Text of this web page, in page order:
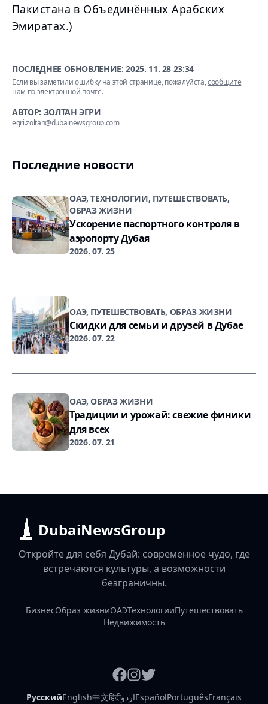
Пакистана в Объединённых Арабских
Эмиратах.)
ПОСЛЕДНЕЕ ОБНОВЛЕНИЕ:2025. 11. 28 23:34
Если вы заметили ошибку на этой странице, пожалуйста,сообщите
нам по электронной почте.
АВТОР: ЗОЛТАН ЭГРИ
egri.zoltan@dubainewsgroup.com
Последние новости
ОАЭ, ТЕХНОЛОГИИ, ПУТЕШЕСТВОВАТЬ,
ОБРАЗ ЖИЗНИ
Ускорение паспортного контроля в
аэропорту Дубая
2026. 07. 25
ОАЭ, ПУТЕШЕСТВОВАТЬ, ОБРАЗ ЖИЗНИ
Скидки для семьи и друзей в Дубае
2026. 07. 22
ОАЭ, ОБРАЗ ЖИЗНИ
Традиции и урожай: свежие финики
для всех
2026. 07. 21
DubaiNewsGroup
Откройте для себя Дубай: современное чудо, где
встречаются культуры, а возможности
безграничны.
БизнесОбраз жизниОАЭТехнологииПутешествовать
Недвижимость
РусскийEnglish中文हिंदीاردوEspañolPortuguêsFrançais